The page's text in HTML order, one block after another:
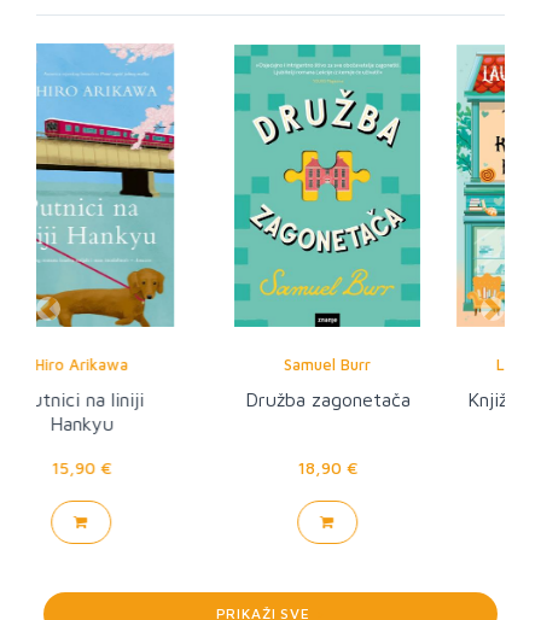
Samuel Burr
Družba zagonetača
Laurie Gilmore
Knjižara koja miriše
16,90 €
Previous Next
PRIKAŽI SVE